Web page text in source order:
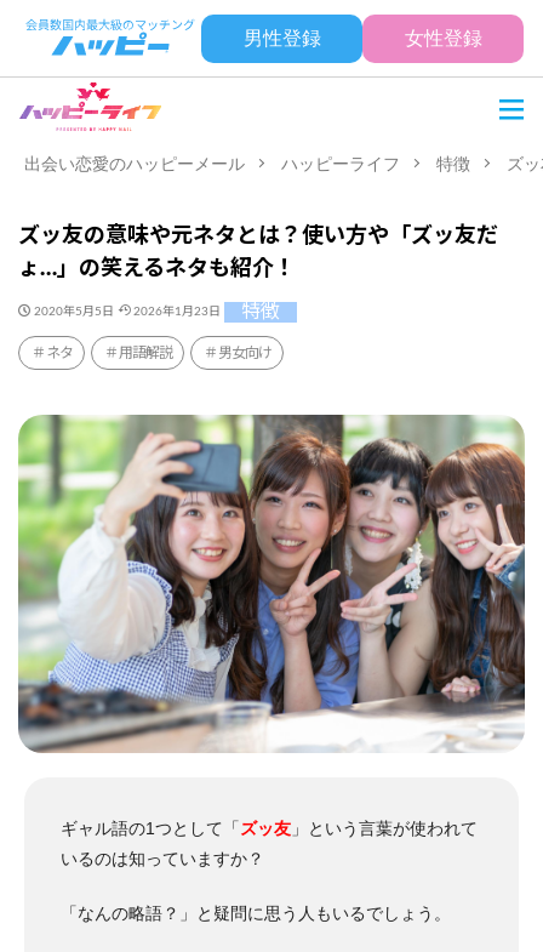
男性登録 女性登録
出会い恋愛のハッピーメール ハッピーライフ 特徴 ズ
ズッ友の意味や元ネタとは？使い方や「ズッ友だ
ょ…」の笑えるネタも紹介！
2020年5月5日 2026年1月23日 特徴
ネタ 用語解説 男女向け
ギャル語の1つとして「 ズッ友 」という言葉が使われて
いるのは知っていますか？
「なんの略語？」と疑問に思う人もいるでしょう。